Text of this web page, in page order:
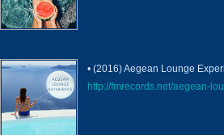
• (2016) Aegean Lounge
http://fmrecords.net/aegean-